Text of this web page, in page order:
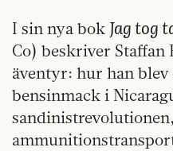
I sin nya bok Jag tog
Co) beskriver Staffan
äventyr: hur han blev
bensinmack i